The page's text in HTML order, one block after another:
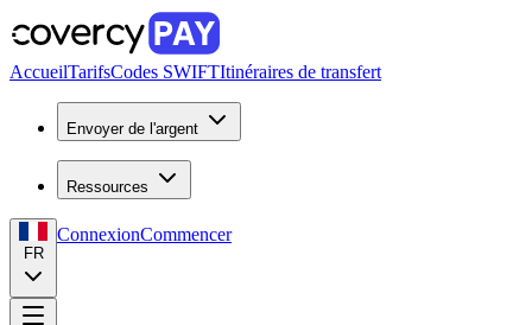
AccueilTarifsCodes SWIFTItinéraires de transfert
Envoyer de l'argent
Ressources
FR
ConnexionCommencer